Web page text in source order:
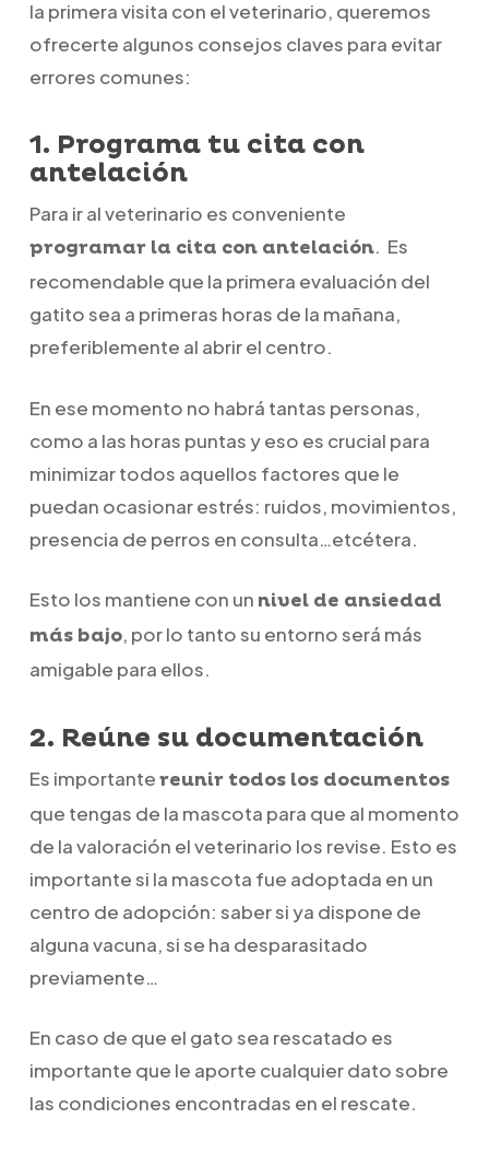
la primera visita con el veterinario, queremos
ofrecerte algunos consejos claves para evitar
errores comunes:
1. Programa tu cita con
antelación
Para ir al veterinario es conveniente
programar la cita con antelación. Es
recomendable que la primera evaluación del
gatito sea a primeras horas de la mañana,
preferiblemente al abrir el centro.
En ese momento no habrá tantas personas,
como a las horas puntas y eso es crucial para
minimizar todos aquellos factores que le
puedan ocasionar estrés: ruidos, movimientos,
presencia de perros en consulta…etcétera.
Esto los mantiene con un nivel de ansiedad
más bajo, por lo tanto su entorno será más
amigable para ellos.
2. Reúne su documentación
Es importantereunir todos los documentos
que tengas de la mascota para que al momento
de la valoración el veterinario los revise. Esto es
importante si la mascota fue adoptada en un
centro de adopción: saber si ya dispone de
alguna vacuna, si se ha desparasitado
previamente…
En caso de que el gato sea rescatado es
importante que le aporte cualquier dato sobre
las condiciones encontradas en el rescate.